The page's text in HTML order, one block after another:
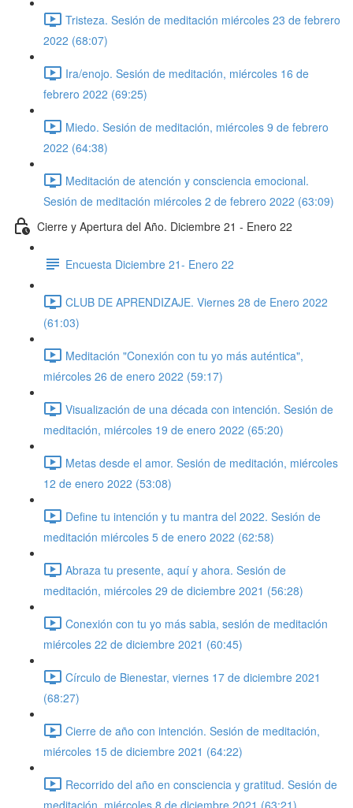
Tristeza. Sesión de meditación miércoles 23 de febrero
2022 (68:07)
Ira/enojo. Sesión de meditación, miércoles 16 de
febrero 2022 (69:25)
Miedo. Sesión de meditación, miércoles 9 de febrero
2022 (64:38)
Meditación de atención y consciencia emocional.
Sesión de meditación miércoles 2 de febrero 2022 (63:09)
Cierre y Apertura del Año. Diciembre 21 - Enero 22
Encuesta Diciembre 21- Enero 22
CLUB DE APRENDIZAJE. Viernes 28 de Enero 2022
(61:03)
Meditación "Conexión con tu yo más auténtica",
miércoles 26 de enero 2022 (59:17)
Visualización de una década con intención. Sesión de
meditación, miércoles 19 de enero 2022 (65:20)
Metas desde el amor. Sesión de meditación, miércoles
12 de enero 2022 (53:08)
Define tu intención y tu mantra del 2022. Sesión de
meditación miércoles 5 de enero 2022 (62:58)
Abraza tu presente, aquí y ahora. Sesión de
meditación, miércoles 29 de diciembre 2021 (56:28)
Conexión con tu yo más sabia, sesión de meditación
miércoles 22 de diciembre 2021 (60:45)
Círculo de Bienestar, viernes 17 de diciembre 2021
(68:27)
Cierre de año con intención. Sesión de meditación,
miércoles 15 de diciembre 2021 (64:22)
Recorrido del año en consciencia y gratitud. Sesión de
meditación, miércoles 8 de diciembre 2021 (63:21)